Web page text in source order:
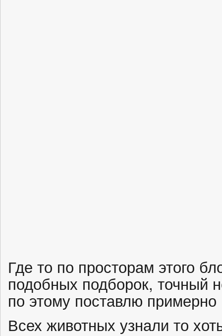
Где то по просторам этого
подобных подборок, точный
по этому поставлю
Всех животных узнали то